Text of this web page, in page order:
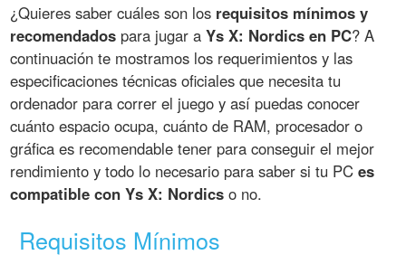
¿Quieres saber cuáles son los requisitos mínimos y
recomendados para jugar aYs X: Nordics en PC? A
continuación te mostramos los requerimientos y las
especificaciones técnicas oficiales que necesita tu
ordenador para correr el juego y así puedas conocer
cuánto espacio ocupa, cuánto de RAM, procesador o
gráfica es recomendable tener para conseguir el mejor
rendimiento y todo lo necesario para saber si tu PCes
compatible con Ys X: Nordics o no.
Requisitos Mínimos